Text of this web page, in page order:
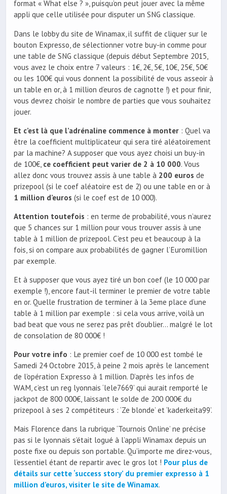
format « What else ? », puisqu’on peut jouer avec la même
appli que celle utilisée pour disputer un SNG classique.
Dans le lobby du site de Winamax, il suffit de cliquer sur le
bouton Expresso, de sélectionner votre buy-in comme pour
une table de SNG classique (depuis début Septembre 2015,
vous avez le choix entre 7 valeurs : 1€, 2€, 5€, 10€, 25€, 50€
ou les 100€ qui vous donnent la possibilité de vous asseoir à
un table en or, à 1 million d’euros de cagnotte !) et pour finir,
vous devrez choisir le nombre de parties que vous souhaitez
jouer.
Et c’est là que l’adrénaline commence à monter : Quel va
être la coefficient multiplicateur qui sera tiré aléatoirement
par la machine? A supposer que vous ayez choisi un buy-in
de 100€, ce coefficient peut varier de 2 à 10 000. Vous
allez donc vous trouvez assis à une table à 200 euros de
prizepool (si le coef aléatoire est de 2) ou une table en or à
1 million d’euros (si le coef est de 10 000).
Attention toutefois : en terme de probabilité, vous n’aurez
que 5 chances sur 1 million pour vous trouver assis à une
table à 1 million de prizepool. C’est peu et beaucoup à la
fois, si on compare aux probabilités de gagner l’Euromillion
par exemple.
Et à supposer que vous ayez tiré un bon coef (le 10 000 par
exemple !), encore faut-il terminer le premier de votre table
en or. Quelle frustration de terminer à la 3eme place d’une
table à 1 million par exemple : si cela vous arrive, voilà un
bad beat que vous ne serez pas prêt d’oublier… malgré le lot
de consolation de 80 000€ !
Pour votre info : Le premier coef de 10 000 est tombé le
Samedi 24 Octobre 2015, à peine 2 mois après le lancement
de l’opération Expresso à 1 million. D’après les infos de
WAM, c’est un reg lyonnais ‘lele7669’ qui aurait remporté le
jackpot de 800 000€, laissant le solde de 200 000€ du
prizepool à ses 2 compétiteurs : ‘Ze blonde’ et ‘kaderkeita99’.
Mais Florence dans la rubrique ‘Tournois Online’ ne précise
pas si le lyonnais s’était logué à l’appli Winamax depuis un
poste fixe ou depuis son portable. Qu’importe me direz-vous,
l’essentiel étant de repartir avec le gros lot ! Pour plus de
détails sur cette ‘success story’ du premier expresso à 1
million d’euros, visiter le site de Winamax.